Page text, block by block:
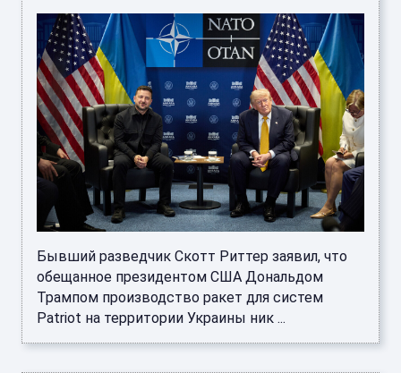
Бывший разведчик Скотт Риттер заявил, что
обещанное президентом США Дональдом
Трампом производство ракет для систем
Patriot на территории Украины ник ...